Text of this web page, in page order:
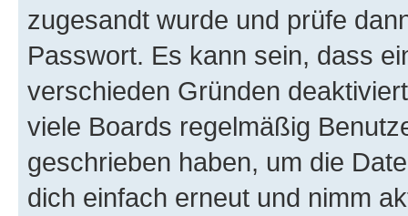
zugesandt wurde und prüfe
Passwort. Es kann sein, dass
verschieden Gründen
viele Boards regelmäßig
geschrieben haben, um die
dich einfach erneut und nimm